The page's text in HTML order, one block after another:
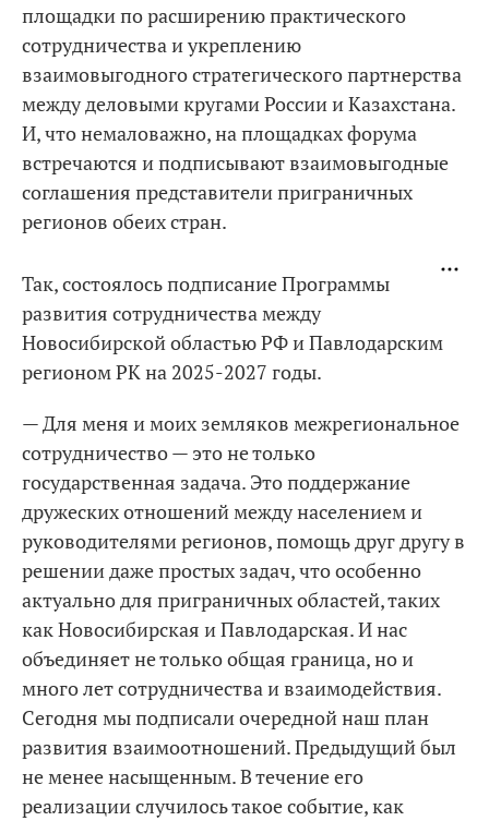
площадки по расширению практического
сотрудничества и укреплению
взаимовыгодного стратегического партнерства
между деловыми кругами России и Казахстана.
И, что немаловажно, на площадках форума
встречаются и подписывают взаимовыгодные
соглашения представители приграничных
регионов обеих стран.
Так, состоялось подписание Программы
развития сотрудничества между
Новосибирской областью РФ и Павлодарским
регионом РК на 2025-2027 годы.
— Для меня и моих земляков межрегиональное
сотрудничество — это не только
государственная задача. Это поддержание
дружеских отношений между населением и
руководителями регионов, помощь друг другу в
решении даже простых задач, что особенно
актуально для приграничных областей, таких
как Новосибирская и Павлодарская. И нас
объединяет не только общая граница, но и
много лет сотрудничества и взаимодействия.
Сегодня мы подписали очередной наш план
развития взаимоотношений. Предыдущий был
не менее насыщенным. В течение его
реализации случилось такое событие, как